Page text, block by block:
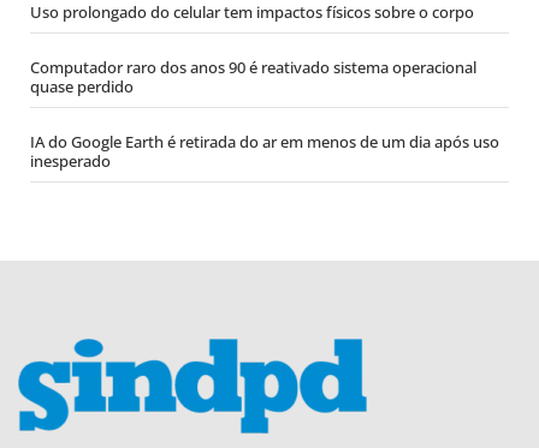
Uso prolongado do celular tem impactos físicos sobre o corpo
Computador raro dos anos 90 é reativado sistema operacional
quase perdido
IA do Google Earth é retirada do ar em menos de um dia após uso
inesperado